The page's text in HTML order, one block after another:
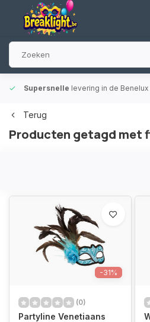
Supersnelle levering in de Benelux
Terug
Producten getagd met
-31%
(0)
Partyline Venetiaans